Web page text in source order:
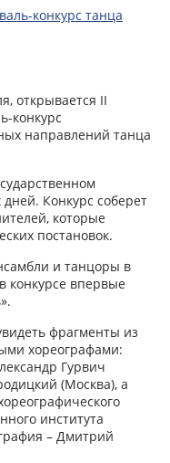
открывается II
конкурс
направлений танца
Конкурс соберет
которые
постановок.
и танцоры в
конкурсе впервые
фрагменты из
хореографами:
Гурвич
(Москва), а
института
– Дмитрий